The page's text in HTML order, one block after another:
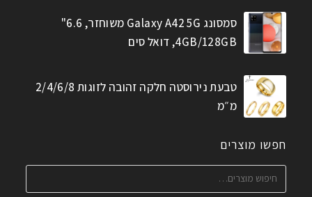
סמסונג Galaxy A42 5G משוחזר, 6.6"
4GB/128GB, דואל סים
טבעת נירוסטה חלקה זהובה לזוגות 2/4/6/8
מ״מ
חפשו מוצרים